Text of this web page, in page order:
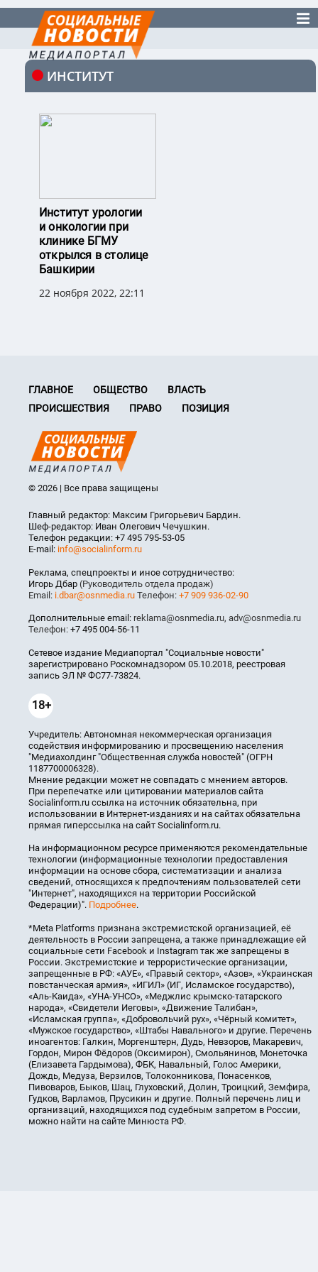
ИНСТИТУТ
Институт урологии
и онкологии при
клинике БГМУ
открылся в столице
Башкирии
22 ноября 2022, 22:11
ГЛАВНОЕ ОБЩЕСТВО
ВЛАСТЬ
ПРОИСШЕСТВИЯ
ПРАВО ПОЗИЦИЯ
© 2026 | Все права защищены
Главный редактор: Максим Григорьевич Бардин.
Шеф-редактор: Иван Олегович Чечушкин.
Телефон редакции: +7 495 795-53-05
E-mail: info@socialinform.ru
Реклама, спецпроекты и иное сотрудничество:
Игорь Дбар (Руководитель отдела продаж)
Email: i.dbar@osnmedia.ru Телефон: +7 909 936-02-90
Дополнительные email: reklama@osnmedia.ru, adv@osnmedia.ru
Телефон: +7 495 004-56-11
Сетевое издание Медиапортал "Социальные новости"
зарегистрировано Роскомнадзором 05.10.2018, реестровая
запись ЭЛ № ФС77-73824.
18+
Учредитель: Автономная некоммерческая организация
содействия информированию и просвещению населения
"Медиахолдинг "Общественная служба новостей" (ОГРН
1187700006328).
Мнение редакции может не совпадать с мнением авторов.
При перепечатке или цитировании материалов сайта
Socialinform.ru ссылка на источник обязательна, при
использовании в Интернет-изданиях и на сайтах обязательна
прямая гиперссылка на сайт Socialinform.ru.
На информационном ресурсе применяются рекомендательные
технологии (информационные технологии предоставления
информации на основе сбора, систематизации и анализа
сведений, относящихся к предпочтениям пользователей сети
"Интернет", находящихся на территории Российской
Федерации)". Подробнее.
*Meta Platforms признана экстремистской организацией, её
деятельность в России запрещена, а также принадлежащие ей
социальные сети Facebook и Instagram так же запрещены в
России. Экстремистские и террористические организации,
запрещенные в РФ: «АУЕ», «Правый сектор», «Азов», «Украинская
повстанческая армия», «ИГИЛ» (ИГ, Исламское государство),
«Аль-Каида», «УНА-УНСО», «Меджлис крымско-татарского
народа», «Свидетели Иеговы», «Движение Талибан»,
«Исламская группа», «Добровольчий рух», «Чёрный комитет»,
«Мужское государство», «Штабы Навального» и другие. Перечень
иноагентов: Галкин, Моргенштерн, Дудь, Невзоров, Макаревич,
Гордон, Мирон Фёдоров (Оксимирон), Смольянинов, Монеточка
(Елизавета Гардымова), ФБК, Навальный, Голос Америки,
Дождь, Медуза, Верзилов, Толоконникова, Понасенков,
Пивоваров, Быков, Шац, Глуховский, Долин, Троицкий, Земфира,
Гудков, Варламов, Прусикин и другие. Полный перечень лиц и
организаций, находящихся под судебным запретом в России,
можно найти на сайте Минюста РФ.